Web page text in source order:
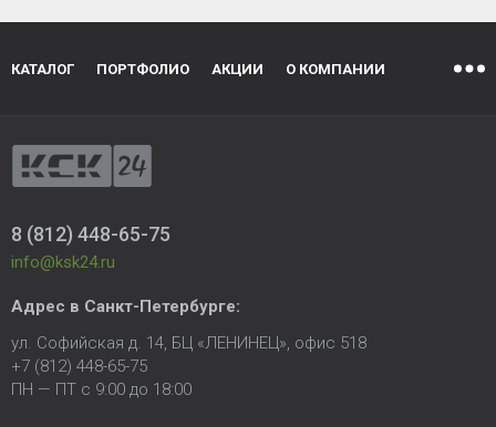
КАТАЛОГ ПОРТФОЛИО АКЦИИ О КОМПАНИИ
8 (812) 448-65-75
info@ksk24.ru
Адрес в Санкт-Петербурге:
ул. Софийская д. 14, БЦ «ЛЕНИНЕЦ», офис 518
+7 (812) 448-65-75
ПН — ПТ с 9:00 до 18:00